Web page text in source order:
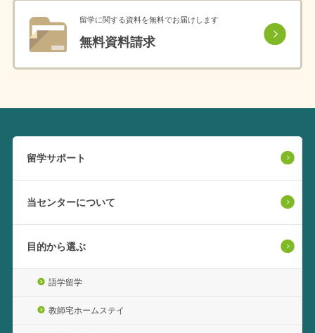
留学に関する資料を無料でお届けします
無料資料請求
留学サポート
当センターについて
目的から選ぶ
語学留学
教師宅ホームステイ